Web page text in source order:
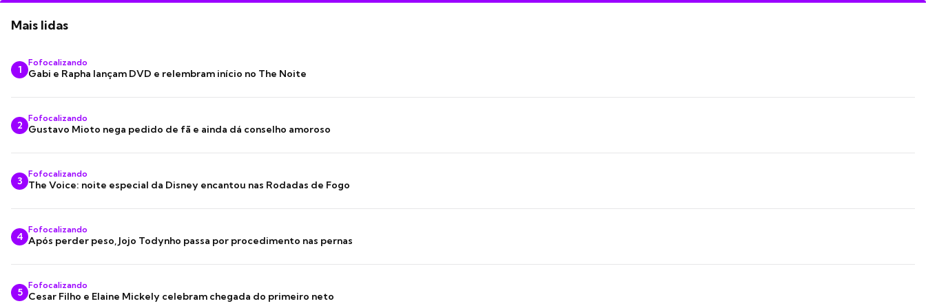
Mais lidas
1
Fofocalizando
Gabi e Rapha lançam DVD e relembram início no The Noite
2
Fofocalizando
Gustavo Mioto nega pedido de fã e ainda dá conselho amoroso
3
Fofocalizando
The Voice: noite especial da Disney encantou nas Rodadas de Fogo
4
Fofocalizando
Após perder peso, Jojo Todynho passa por procedimento nas pernas
5
Fofocalizando
Cesar Filho e Elaine Mickely celebram chegada do primeiro neto